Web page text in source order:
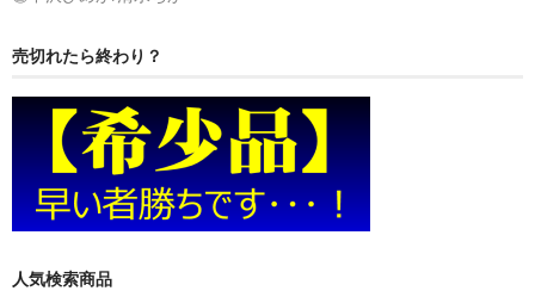
売切れたら終わり？
人気検索商品